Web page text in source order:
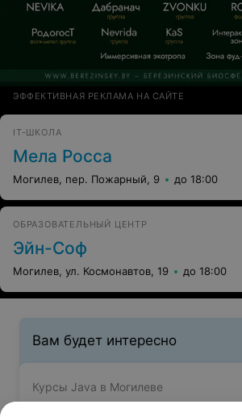
ЭФФЕКТИВНАЯ РЕКЛАМА НА САЙТЕ
IT-ШКОЛА
Мела Росса
Могилев, пер. Пожарный, 9 до 18:00
ОБРАЗОВАТЕЛЬНЫЙ ЦЕНТР
Эйн-Соф
Могилев, ул. Космонавтов, 19 до 18:00
Вам будет интересно
Курсы Java в Могилеве